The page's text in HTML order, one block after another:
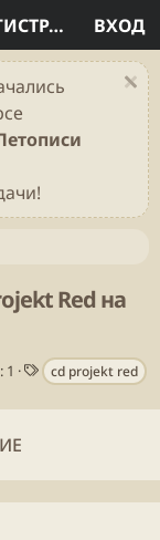
ВХОД
РЕГИСТРАЦИЯ
Red на
1
Т
е
г
cd projekt red